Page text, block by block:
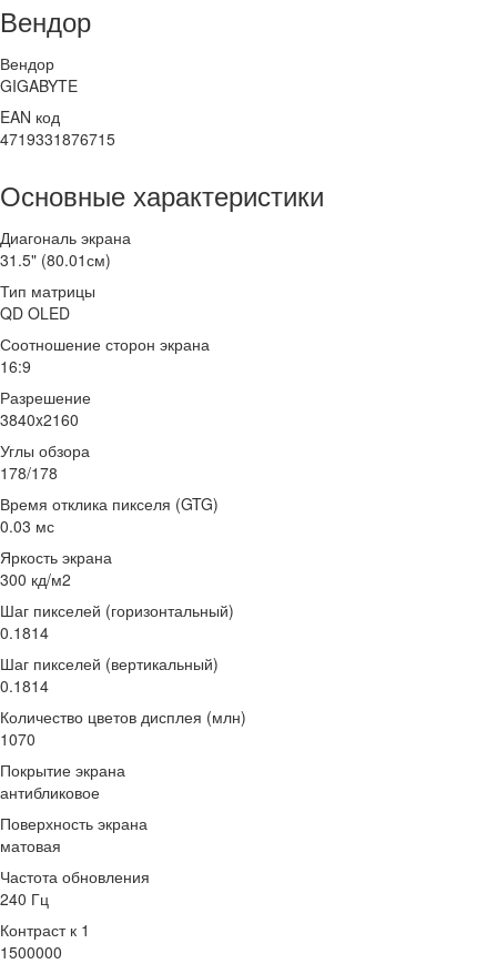
Вендор
Вендор
GIGABYTE
EAN код
4719331876715
Основные характеристики
Диагональ экрана
31.5" (80.01см)
Тип матрицы
QD OLED
Соотношение сторон экрана
16:9
Разрешение
3840x2160
Углы обзора
178/178
Время отклика пикселя (GTG)
0.03 мс
Яркость экрана
300 кд/м2
Шаг пикселей (горизонтальный)
0.1814
Шаг пикселей (вертикальный)
0.1814
Количество цветов дисплея (млн)
1070
Покрытие экрана
антибликовое
Поверхность экрана
матовая
Частота обновления
240 Гц
Контраст к 1
1500000